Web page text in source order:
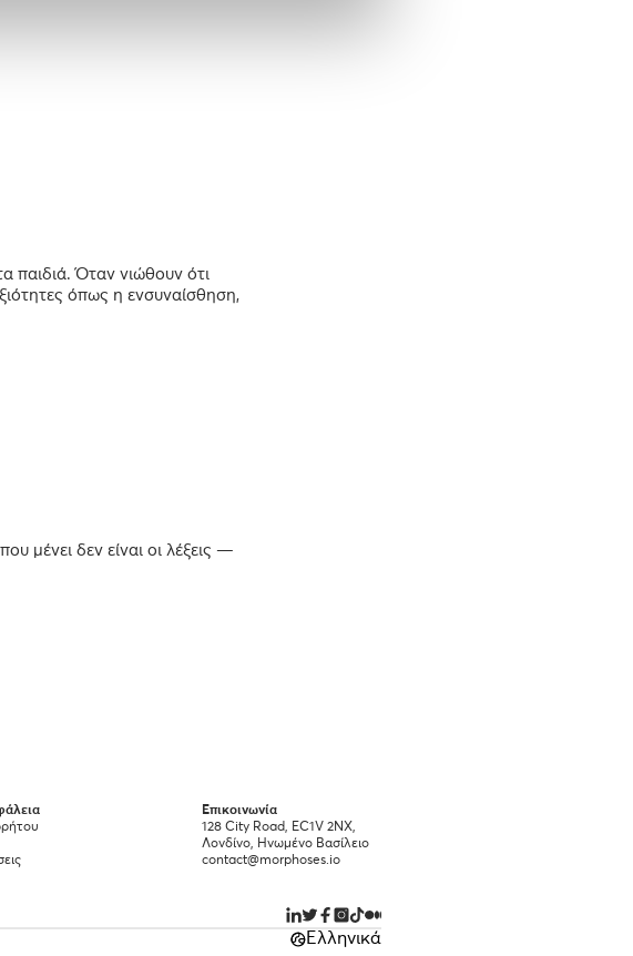
παιδιά. Όταν νιώθουν ότι
όπως η ενσυναίσθηση,
μένει δεν είναι οι λέξεις —
Επικοινωνία
128 City Road, EC1V 2NX,
Λονδίνο, Ηνωμένο Βασίλειο
contact@morphoses.io
Ελληνικά